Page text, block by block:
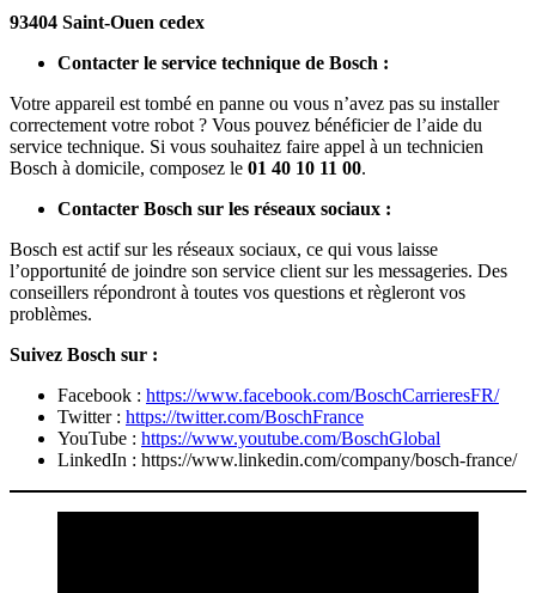
93404 Saint-Ouen cedex
Contacter le service technique de Bosch :
Votre appareil est tombé en panne ou vous n’avez pas su installer
correctement votre robot ? Vous pouvez bénéficier de l’aide du
service technique. Si vous souhaitez faire appel à un technicien
Bosch à domicile, composez le 01 40 10 11 00.
Contacter Bosch sur les réseaux sociaux :
Bosch est actif sur les réseaux sociaux, ce qui vous laisse
l’opportunité de joindre son service client sur les messageries. Des
conseillers répondront à toutes vos questions et règleront vos
problèmes.
Suivez Bosch sur :
Facebook : https://www.facebook.com/BoschCarrieresFR/
Twitter : https://twitter.com/BoschFrance
YouTube : https://www.youtube.com/BoschGlobal
LinkedIn : https://www.linkedin.com/company/bosch-france/